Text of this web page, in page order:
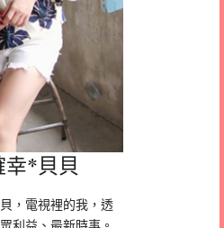
幸*貝貝
，電視裡的我，透